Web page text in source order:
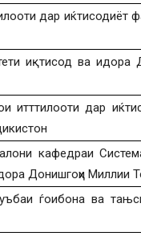
дар иќтисодиёт
иқтисод ва идора
дар
кафедраи
Донишгоҳи Миллии
ѓоибона ва